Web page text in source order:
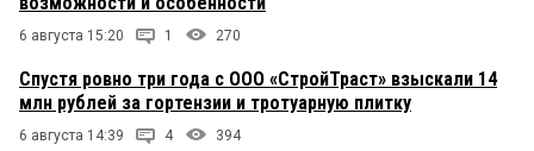
6 августа 15:20 1 270
Спустя ровно три года с ООО «СтройТраст» взыскали 14
млн рублей за гортензии и тротуарную плитку
6 августа 14:39 4 394